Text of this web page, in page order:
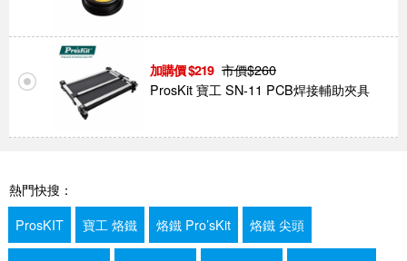
219 市價$260
ProsKit 寶工 SN-11 PCB焊接輔助夾具
熱門快搜：
ProsKIT
寶工 烙鐵 烙鐵 Pro’sKit 烙鐵 尖頭